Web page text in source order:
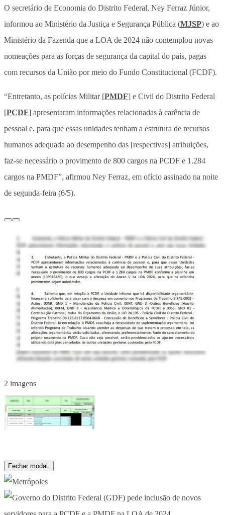
O secretário de Economia do Distrito Federal, Ney Ferraz Júnior,
informou ao Ministério da Justiça e Segurança Pública (MJSP) e ao
Ministério da Fazenda que a LOA de 2024 não contemplou novas
nomeações para as forças de segurança da capital do país, pagas
com recursos da União por meio do Fundo Constitucional (FCDF).
“Entretanto, as polícias Militar [PMDF] e Civil do Distrito Federal
[PCDF] apresentaram informações relacionadas à carência de
pessoal e, para que essas unidades tenham a estrutura de recursos
humanos adequada ao desempenho das [respectivas] atribuições,
faz-se necessário o provimento de 800 cargos na PCDF e 1.284
cargos na PMDF”, afirmou Ney Ferraz, em ofício assinado na noite
de segunda-feira (6/5).
2 imagens
Fechar modal.